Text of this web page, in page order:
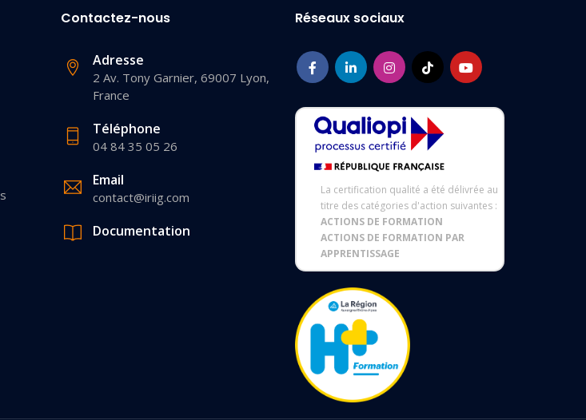
garantissant la conformité avec les réglementations. Personnalisez vos préférences pour contrôler
Contactez-nous
Adresse
2 Av. Tony Garnier, 69007 Lyon,
France
Téléphone
04 84 35 05 26
Email
contact@iriig.com
Documentation
Réseaux sociaux
La certification qualité a été délivrée au
titre des catégories d'action suivantes :
ACTIONS DE FORMATION
ACTIONS DE FORMATION PAR
APPRENTISSAGE